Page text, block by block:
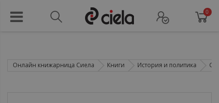
0
Онлайн книжарница Сиела Книги История и политика